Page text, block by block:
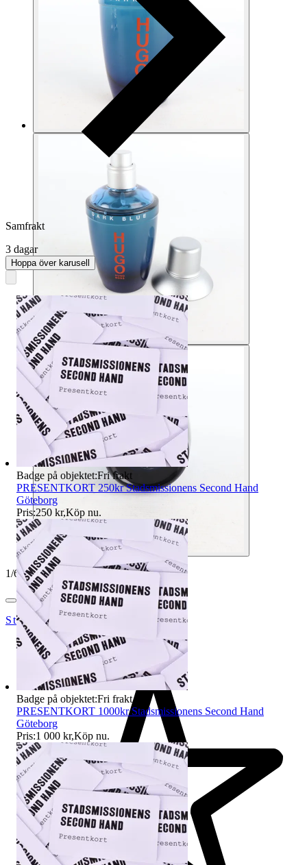
1/6
StadsmissionensSecondhandGbg
Samfrakt
3 dagar
Hoppa över karusell
Badge på objektet:Fri frakt
PRESENTKORT 250kr Stadsmissionens Second Hand
Göteborg
Pris:250 kr,Köp nu.
Badge på objektet:Fri frakt
PRESENTKORT 1000kr Stadsmissionens Second Hand
Göteborg
Pris:1 000 kr,Köp nu.